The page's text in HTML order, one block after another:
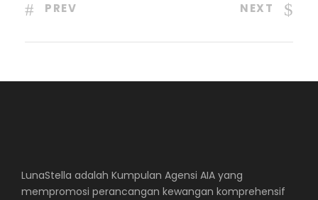
PREV NEXT
LunaStella adalah Kumpulan Agensi AIA yang
mempromosi perancangan kewangan komprehensif